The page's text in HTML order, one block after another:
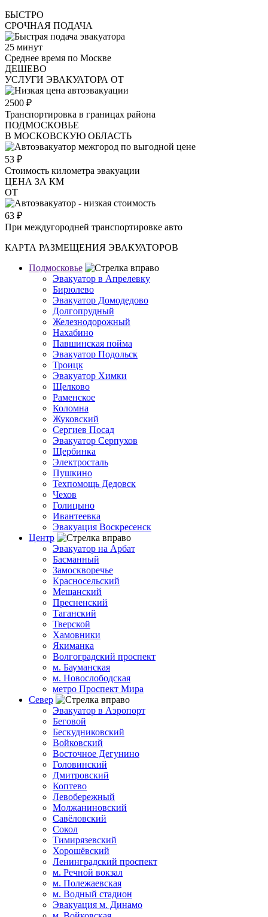
БЫСТРО
СРОЧНАЯ ПОДАЧА
25 минут
Среднее время по Москве
ДЕШЕВО
УСЛУГИ ЭВАКУАТОРА ОТ
2500 ₽
Транспортировка в границах района
ПОДМОСКОВЬЕ
В МОСКОВСКУЮ ОБЛАСТЬ
53 ₽
Стоимость километра эвакуации
ЦЕНА ЗА КМ
ОТ
63 ₽
При междугородней транспортировке авто
КАРТА РАЗМЕЩЕНИЯ ЭВАКУАТОРОВ
Подмосковье
Эвакуатор в Апрелевку
Бирюлево
Эвакуатор Домодедово
Долгопрудный
Железнодорожный
Нахабино
Павшинская пойма
Эвакуатор Подольск
Троицк
Эвакуатор Химки
Щелково
Раменское
Коломна
Жуковский
Сергиев Посад
Эвакуатор Серпухов
Щербинка
Электросталь
Пушкино
Техпомощь Дедовск
Чехов
Голицыно
Ивантеевка
Эвакуация Воскресенск
Центр
Эвакуатор на Арбат
Басманный
Замоскворечье
Красносельский
Мещанский
Пресненский
Таганский
Тверской
Хамовники
Якиманка
Волгоградский проспект
м. Бауманская
м. Новослободская
метро Проспект Мира
Север
Эвакуатор в Аэропорт
Беговой
Бескудниковский
Войковский
Восточное Дегунино
Головинский
Дмитровский
Коптево
Левобережный
Молжаниновский
Савёловский
Сокол
Тимирязевский
Хорошёвский
Ленинградский проспект
м. Речной вокзал
м. Полежаевская
м. Водный стадион
Эвакуация м. Динамо